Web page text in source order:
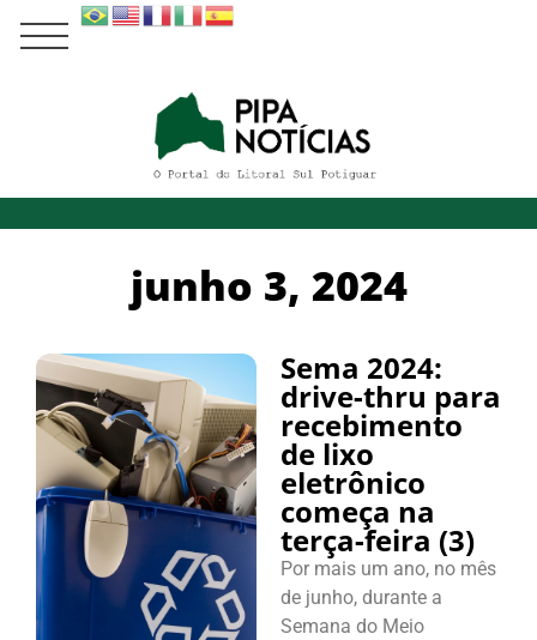
junho 3, 2024
Sema 2024:
drive-thru para
recebimento
de lixo
eletrônico
começa na
terça-feira (3)
Por mais um ano, no mês
de junho, durante a
Semana do Meio